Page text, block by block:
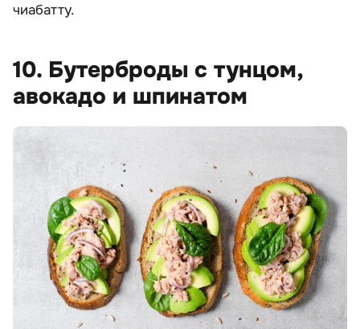
чиабатту.
10. Бутерброды с тунцом,
авокадо и шпинатом